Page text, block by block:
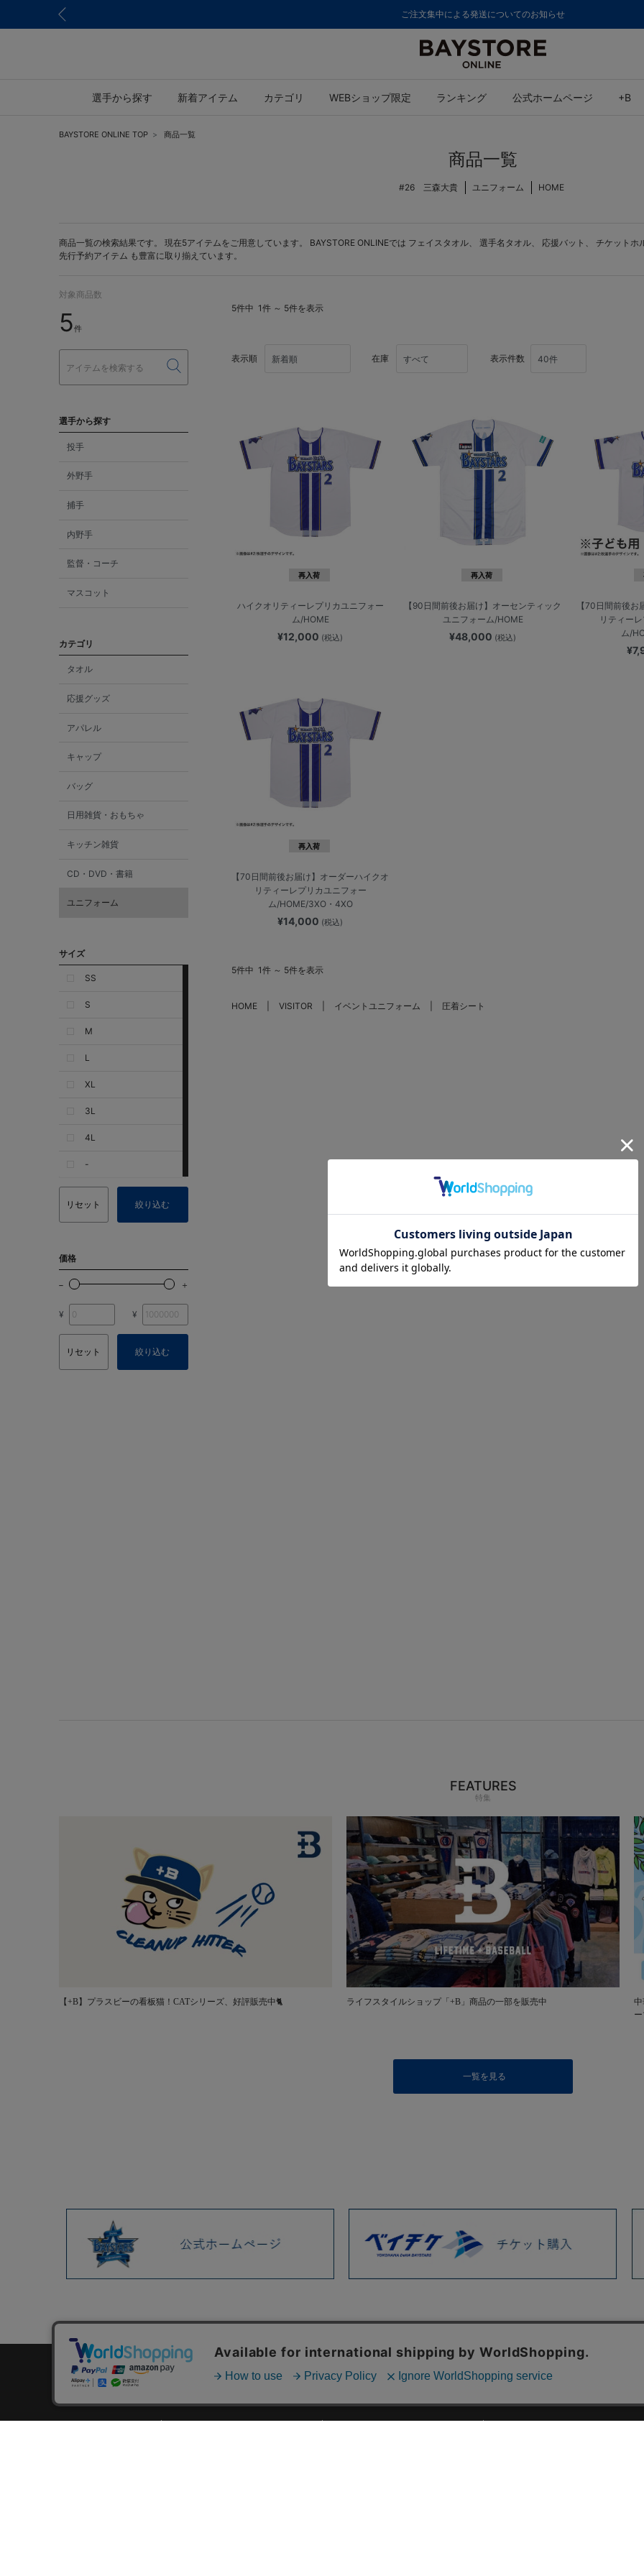
8,000円(税込)以上のご購入で送料無料
選手から探す 新着アイテム カテゴリ WEBショップ限定 ランキング 公式ホームページ +B
BAYSTORE ONLINE TOP 商品一覧
商品一覧
#26 三森大貴 ユニフォーム HOME
商品一覧の検索結果です。 現在5アイテムをご用意しています。 BAYSTORE ONLINEでは フェイスタオル、 選手名タオル、 応援バット 、 チケットホ
先行予約アイテム も豊富に取り揃えています。
対象商品数
5件
選手から探す
投手
外野手
捕手
内野手
監督・コーチ
マスコット
カテゴリ
タオル
応援グッズ
アパレル
キャップ
バッグ
日用雑貨・おもちゃ
キッチン雑貨
CD・DVD・書籍
ユニフォーム
サイズ
SS
S
M
L
XL
3L
4L
-
リセット 絞り込む
価格
¥ ¥
リセット 絞り込む
5件中 1件 ～ 5件を表示
表示順 在庫 表示件数
再入荷
ハイクオリティーレプリカユニフォー
ム/HOME
¥12,000 (税込)
再入荷
【90日間前後お届け】オーセンティック
ユニフォーム/HOME
¥48,000 (税込)
【70日間前後
リティー
ム/
再入荷
【70日間前後お届け】オーダーハイクオ
リティーレプリカユニフォー
ム/HOME/3XO・4XO
¥14,000 (税込)
5件中 1件 ～ 5件を表示
HOME VISITOR イベントユニフォーム 圧着シート
FEATURES
特集
【+B】プラスビーの看板猫！CATシリーズ、好評販売中🐈 ライフスタイルショップ「+B」商品の一部を販売中
一覧を見る